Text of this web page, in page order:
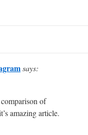
says:
of
amazing article.